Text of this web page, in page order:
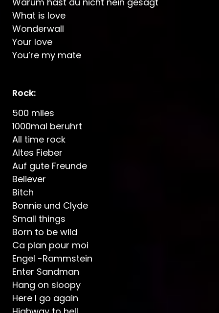
What is love
Wonderwall
Your love
You’re my mate
Rock:
500 miles
1000mal beruhrt
All time rock
Altes Fieber
Auf gute Freunde
Believer
Bitch
Bonnie und Clyde
Small things
Born to be wild
Ca plan pour moi
Engel -Rammstein
Enter Sandman
Hang on sloopy
Here I go again